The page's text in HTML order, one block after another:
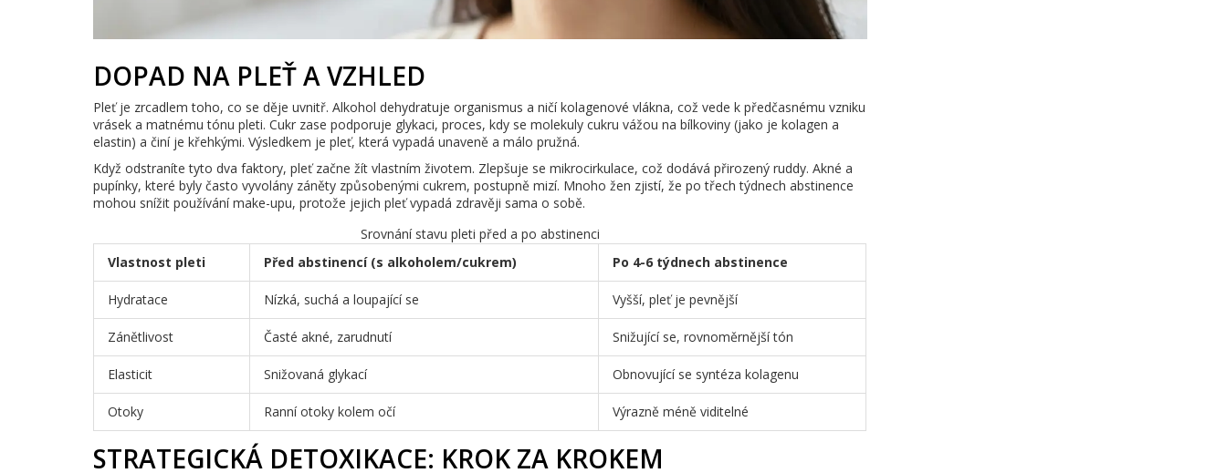
DOPAD NA PLEŤ A VZHLED
Pleť je zrcadlem toho, co se děje uvnitř. Alkohol dehydratuje organismus a ničí kolagenové vlákna, což vede k předčasnému vzniku
vrásek a matnému tónu pleti. Cukr zase podporuje glykaci, proces, kdy se molekuly cukru vážou na bílkoviny (jako je kolagen a
elastin) a činí je křehkými. Výsledkem je pleť, která vypadá unaveně a málo pružná.
Když odstraníte tyto dva faktory, pleť začne žít vlastním životem. Zlepšuje se mikrocirkulace, což dodává přirozený ruddy. Akné a
pupínky, které byly často vyvolány záněty způsobenými cukrem, postupně mizí. Mnoho žen zjistí, že po třech týdnech abstinence
mohou snížit používání make-upu, protože jejich pleť vypadá zdravěji sama o sobě.
Srovnání stavu pleti před a po abstinenci
Vlastnost pleti
Před abstinencí (s alkoholem/cukrem) Po 4-6 týdnech abstinence
Hydratace Nízká, suchá a loupající se Vyšší, pleť je pevnější
Zánětlivost Časté akné, zarudnutí Snižující se, rovnoměrnější tón
Elasticit Snižovaná glykací Obnovující se syntéza kolagenu
Otoky Ranní otoky kolem očí Výrazně méně viditelné
STRATEGICKÁ DETOXIKACE: KROK ZA KROKEM